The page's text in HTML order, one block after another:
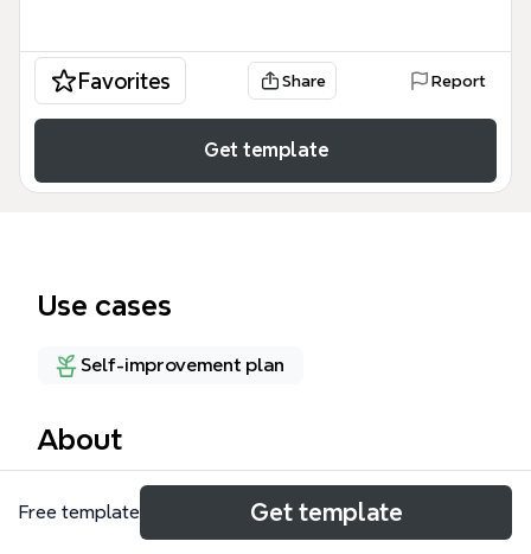
Favorites Share Report
Get template
Use cases
Self-improvement plan
About
La plantilla 'Aplicaciones Ipad' de Xmind organiza
44 aplicaciones para iPad en tres categorías
Free template Get template